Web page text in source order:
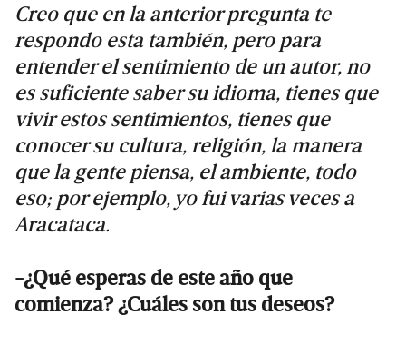
Creo que en la anterior pregunta te
respondo esta también, pero para
entender el sentimiento de un autor, no
es suficiente saber su idioma, tienes que
vivir estos sentimientos, tienes que
conocer su cultura, religión, la manera
que la gente piensa, el ambiente, todo
eso; por ejemplo, yo fui varias veces a
Aracataca.
-¿Qué esperas de este año que
comienza? ¿Cuáles son tus deseos?